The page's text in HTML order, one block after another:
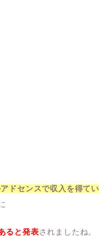
ドセンスで収入を得てい
ると発表されましたね。